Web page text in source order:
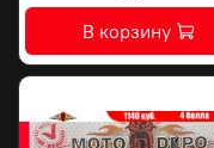
В корзину